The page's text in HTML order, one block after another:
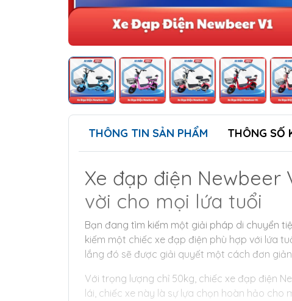
THÔNG TIN SẢN PHẨM THÔNG SỐ
Xe đạp điện Newbeer
vời cho mọi lứa tuổi
Bạn đang tìm kiếm một giải pháp di chuyển
kiếm một chiếc xe đạp điện phù hợp với lứa
lắng đó sẽ được giải quyết một cách đơn
Với trọng lượng chỉ 50kg, chiếc xe đạp điện
lái, chiếc xe này là sự lựa chọn hoàn hảo